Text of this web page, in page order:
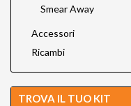
Smear Away
Accessori
Ricambi
TROVA IL TUO KIT